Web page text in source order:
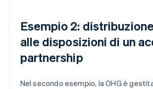
Esempio 2:
alle disposizioni di un
partnership
Nel secondo esempio, la OHG è